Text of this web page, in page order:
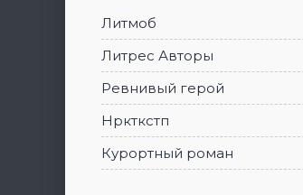
Литмоб
Литрес Авторы
Ревнивый герой
Нркткстп
Курортный роман